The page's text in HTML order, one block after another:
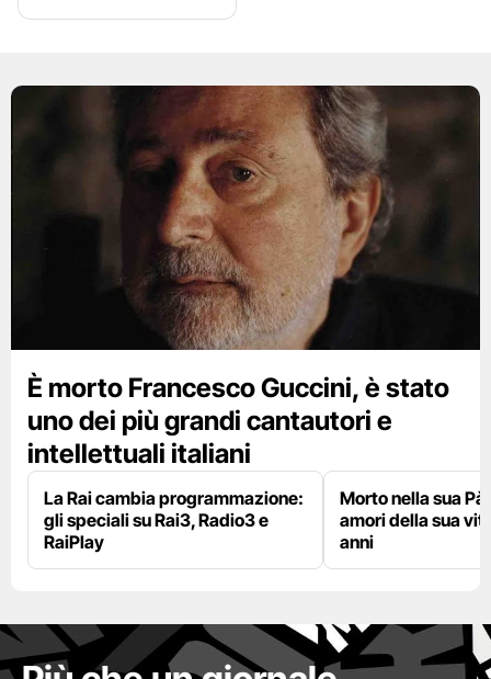
È morto Francesco Guccini, è stato
uno dei più grandi cantautori e
intellettuali italiani
La Rai cambia programmazione:
gli speciali su Rai3, Radio3 e
RaiPlay
Morto nella sua
amori della sua
anni